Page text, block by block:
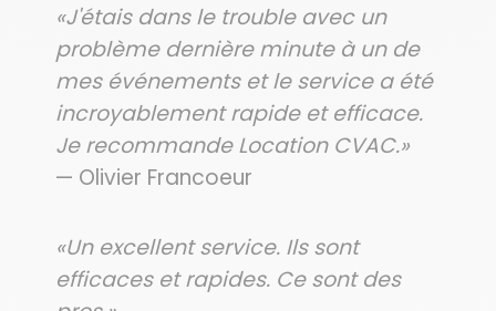
«J'étais dans le trouble avec un
problème dernière minute à un de
mes événements et le service a été
incroyablement rapide et efficace.
Je recommande Location CVAC.»
— Olivier Francoeur
«Un excellent service. Ils sont
efficaces et rapides. Ce sont des